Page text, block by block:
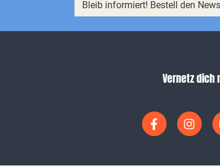
Bleib informiert! Bestell den
Vernetz dich